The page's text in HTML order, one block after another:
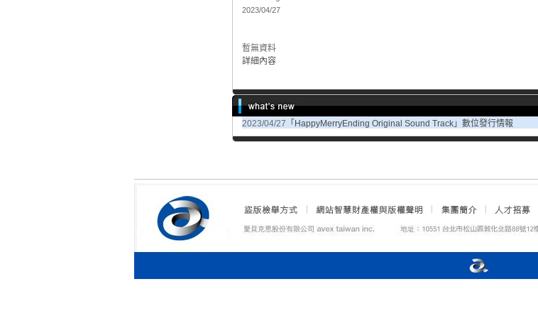
2023/04/27
暫無資料
詳細內容
2023/04/27 「HappyMerryEnding Original Sound Track」數位發行情報